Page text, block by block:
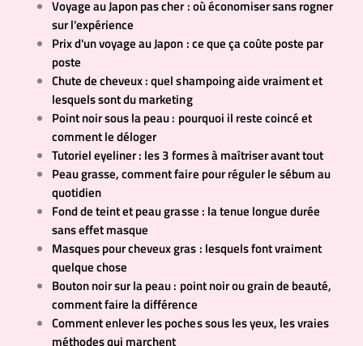
Voyage au Japon pas cher : où économiser sans rogner
sur l'expérience
Prix d'un voyage au Japon : ce que ça coûte poste par
poste
Chute de cheveux : quel shampoing aide vraiment et
lesquels sont du marketing
Point noir sous la peau : pourquoi il reste coincé et
comment le déloger
Tutoriel eyeliner : les 3 formes à maîtriser avant tout
Peau grasse, comment faire pour réguler le sébum au
quotidien
Fond de teint et peau grasse : la tenue longue durée
sans effet masque
Masques pour cheveux gras : lesquels font vraiment
quelque chose
Bouton noir sur la peau : point noir ou grain de beauté,
comment faire la différence
Comment enlever les poches sous les yeux, les vraies
méthodes qui marchent